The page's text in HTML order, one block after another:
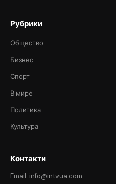
Рубрики
Общество
Бизнес
Спорт
В мире
Политика
Культура
Контакти
Email: info@intvua.com